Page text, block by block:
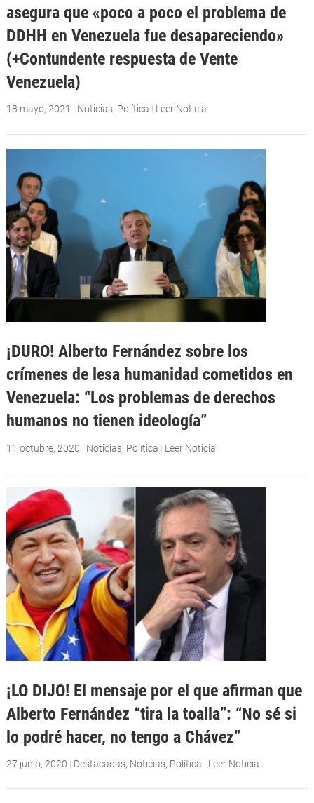
asegura que «poco a poco el problema de
DDHH en Venezuela fue desapareciendo»
(+Contundente respuesta de Vente
Venezuela)
18 mayo, 2021 | Noticias, Política | Leer Noticia
¡DURO! Alberto Fernández sobre los
crímenes de lesa humanidad cometidos en
Venezuela: “Los problemas de derechos
humanos no tienen ideología”
11 octubre, 2020 | Noticias, Política | Leer Noticia
¡LO DIJO! El mensaje por el que afirman que
Alberto Fernández “tira la toalla”: “No sé si
lo podré hacer, no tengo a Chávez”
27 junio, 2020 | Destacadas, Noticias, Política | Leer Noticia